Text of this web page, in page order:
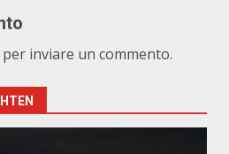
per inviare un commento.